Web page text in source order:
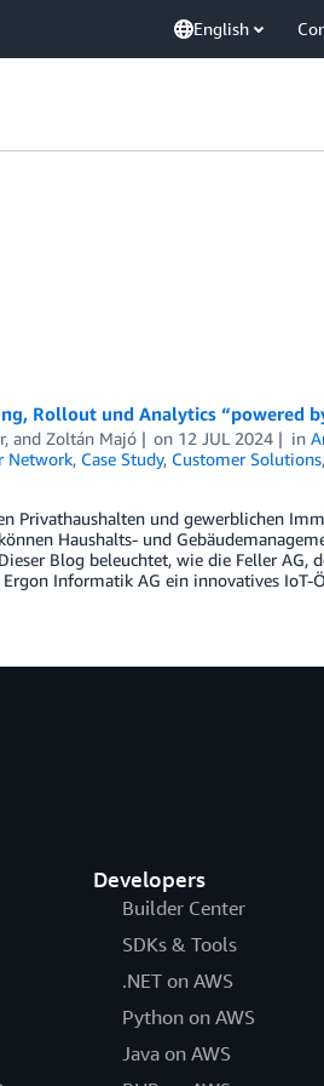
English
Rollout und Analytics “powered
, and Zoltán Majó on 12 JUL 2024 in
Network, Case Study, Customer Solutions,
Privathaushalten und gewerblichen
Haushalts- und
Blog beleuchtet, wie die Feller AG,
Informatik AG ein innovatives
Developers
Builder Center
SDKs & Tools
.NET on AWS
Python on AWS
Java on AWS